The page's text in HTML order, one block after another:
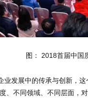
图： 2018首届中国
业发展中的传承与创新，
、不同领域、不同层面，